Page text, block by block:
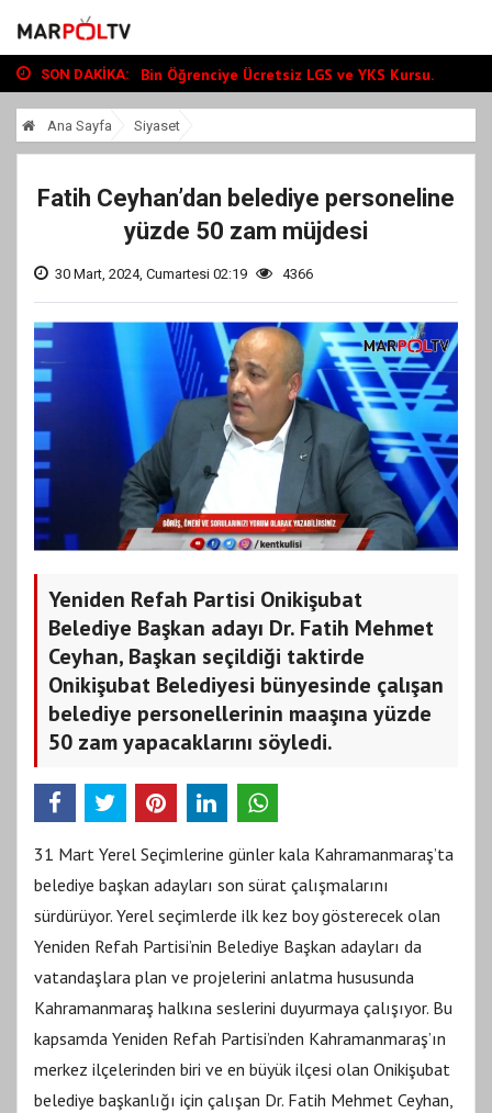
SON DAKIKA:
Bin Öğrenciye Ücretsiz LGS ve YKS Kursu...
“Tour Of Kahramanmaraş” Uluslararası Yol...
Ana Sayfa Siyaset
Fatih Ceyhan’dan belediye personeline
yüzde 50 zam müjdesi
30 Mart, 2024, Cumartesi 02:19 4366
Yeniden Refah Partisi Onikişubat
Belediye Başkan adayı Dr. Fatih Mehmet
Ceyhan, Başkan seçildiği taktirde
Onikişubat Belediyesi bünyesinde çalışan
belediye personellerinin maaşına yüzde
50 zam yapacaklarını söyledi.
31 Mart Yerel Seçimlerine günler kala Kahramanmaraş’ta
belediye başkan adayları son sürat çalışmalarını
sürdürüyor. Yerel seçimlerde ilk kez boy gösterecek olan
Yeniden Refah Partisi’nin Belediye Başkan adayları da
vatandaşlara plan ve projelerini anlatma hususunda
Kahramanmaraş halkına seslerini duyurmaya çalışıyor. Bu
kapsamda Yeniden Refah Partisi’nden Kahramanmaraş’ın
merkez ilçelerinden biri ve en büyük ilçesi olan Onikişubat
belediye başkanlığı için çalışan Dr. Fatih Mehmet Ceyhan,